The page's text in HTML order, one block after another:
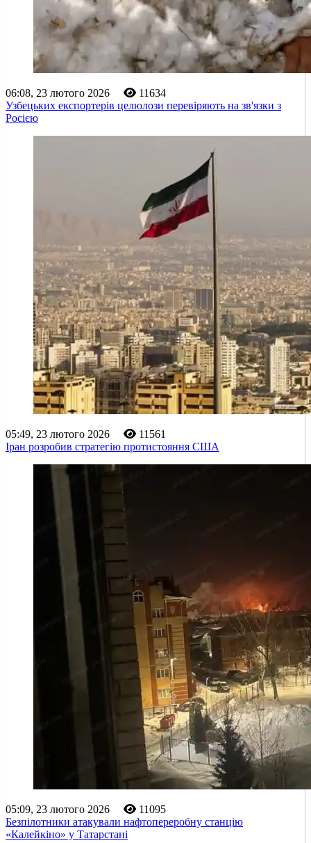
06:08, 23 лютого 2026
11634
Узбецьких експортерів целюлози перевіряють на зв'язки з
Росією
05:49, 23 лютого 2026
11561
Іран розробив стратегію протистояння США
05:09, 23 лютого 2026
11095
Безпілотники атакували нафтопереробну станцію
«Калейкіно» у Татарстані